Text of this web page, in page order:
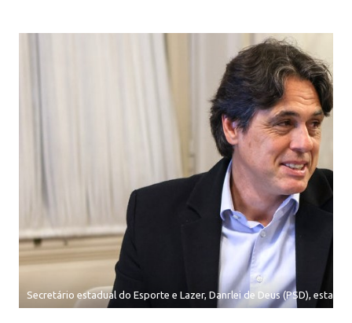
Secretário estadual do Esporte e Lazer, Danrlei de Deus (PSD), estará